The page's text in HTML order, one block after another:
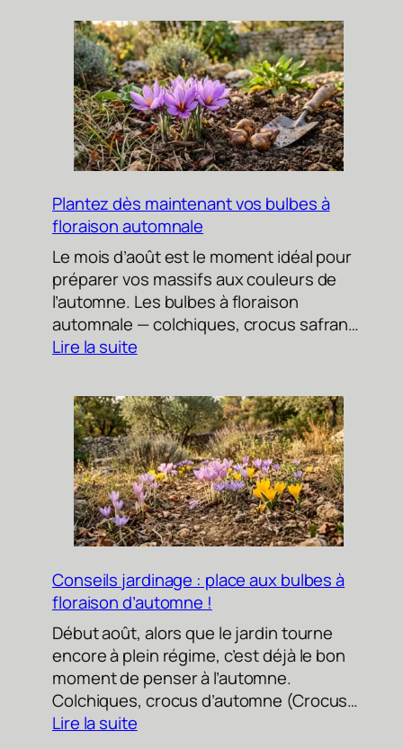
:
plantez
et
crocus
safran
dès
Plantez dès maintenant vos bulbes à
floraison automnale
Le mois d’août est le moment idéal pour
préparer vos massifs aux couleurs de
l’automne. Les bulbes à floraison
automnale — colchiques, crocus safran…
Lire la suite:
dès
maintenant
vos
bulbes
à
floraison
automnale
Conseils jardinage : place aux bulbes à
floraison d’automne !
Début août, alors que le jardin tourne
encore à plein régime, c’est déjà le bon
moment de penser à l’automne.
Colchiques, crocus d’automne (Crocus…
Lire la suite: